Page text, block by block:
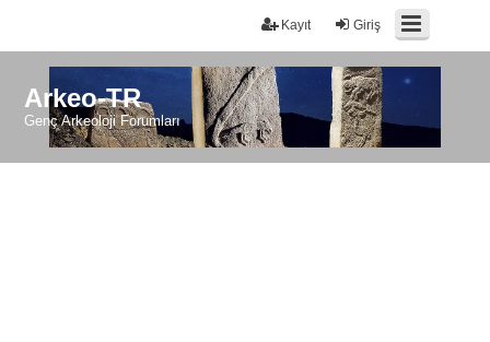
Giriş
Kayıt
Arkeo-TR
Genç Arkeoloji Forumları